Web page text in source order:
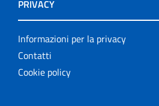
PRIVACY
Informazioni per la privacy
Contatti
Cookie policy